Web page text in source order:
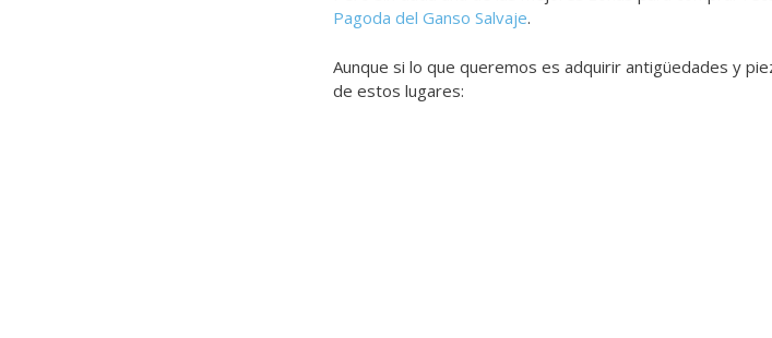
Pagoda del Ganso Salvaje.
Aunque si lo que queremos es adquirir antigüedades y
de estos lugares: